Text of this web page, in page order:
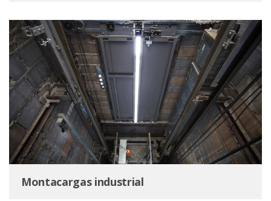
Montacargas industrial